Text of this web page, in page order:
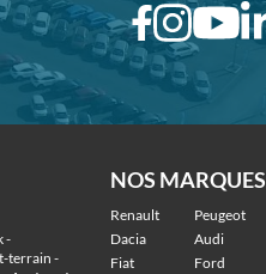
-
terrain -
NOS MARQUES
Renault Peugeot
Dacia
Audi
Fiat
Ford